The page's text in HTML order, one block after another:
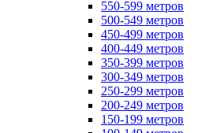
550-599 метров
500-549 метров
450-499 метров
400-449 метров
350-399 метров
300-349 метров
250-299 метров
200-249 метров
150-199 метров